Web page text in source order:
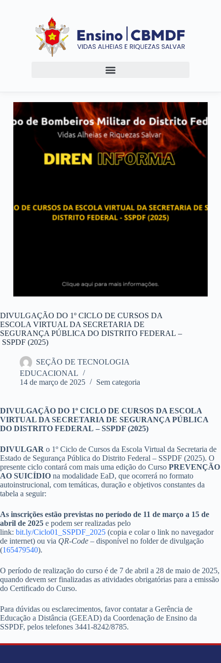
DIVULGAÇÃO DO 1º CICLO DE CURSOS DA
ESCOLA VIRTUAL DA SECRETARIA DE
SEGURANÇA PÚBLICA DO DISTRITO FEDERAL –
SSPDF (2025)
SEÇÃO DE TECNOLOGIA
EDUCACIONAL
14 de março de 2025
Sem categoria
DIVULGAÇÃO DO 1º CICLO DE CURSOS DA ESCOLA
VIRTUAL DA SECRETARIA DE SEGURANÇA PÚBLICA
DO DISTRITO FEDERAL – SSPDF (2025)
DIVULGAR o 1º Ciclo de Cursos da Escola Virtual da Secretaria de
Estado de Segurança Pública do Distrito Federal – SSPDF (2025). O
presente ciclo contará com mais uma edição do Curso PREVENÇÃO
AO SUICÍDIO na modalidade EaD, que ocorrerá no formato
autoinstrucional, com temáticas, duração e objetivos constantes da
tabela a seguir:
As inscrições estão previstas no período de 11 de março a 15 de
abril de 2025 e podem ser realizadas pelo
link: bit.ly/Ciclo01_SSPDF_2025 (copia e colar o link no navegador
de internet) ou via QR-Code – disponível no folder de divulgação
(165479540).
O período de realização do curso é de 7 de abril a 28 de maio de 2025,
quando devem ser finalizadas as atividades obrigatórias para a emissão
do Certificado do Curso.
Para dúvidas ou esclarecimentos, favor contatar a Gerência de
Educação a Distância (GEEAD) da Coordenação de Ensino da
SSPDF, pelos telefones 3441-8242/8785.